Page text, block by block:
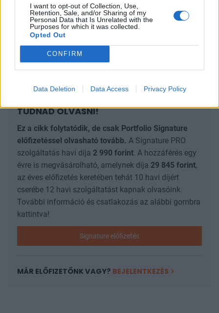
I want to opt-out of Collection, Use,
Retention, Sale, and/or Sharing of my
Personal Data that Is Unrelated with the
Purposes for which it was collected.
Opted Out
CONFIRM
Data Deletion Data Access Privacy Policy
BALATONFÜREDEN, HETI 5 NAPRA, BRUTTÓ 1
MILLIÓ FORINTOS FIZETÉSI AJÁNLAT IS
LÉTEZIK, DE CSAK MÁJUS 1-E ÉS AUGUSZTUS
31-E KÖZÖTT.
TUDNÁD OLVASNI!
Ez a cikk folytatódik, de csak Portfolio Signature
előfizetéssel olvasható tovább. A Signature PRO
szolgáltatás havi díja 2 990 forint. A hozzáférés egy
évre is megvásárolható, amelynek díja 29 845 forint,
az éves előfizetés keretében tehát 10 havi díjért
cserébe 12 havi szolgáltatást kapnak olvasóink.
További információ és csatlakozás az alábbi gombra
kattintva!
Signature előfizetés
MÁR ELŐFIZETŐNK VAGY? BEJELENTKEZÉS